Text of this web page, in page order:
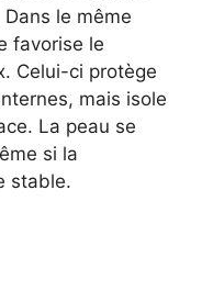
le même
favorise le
Celui-ci protège
mais isole
La peau se
si la
stable.